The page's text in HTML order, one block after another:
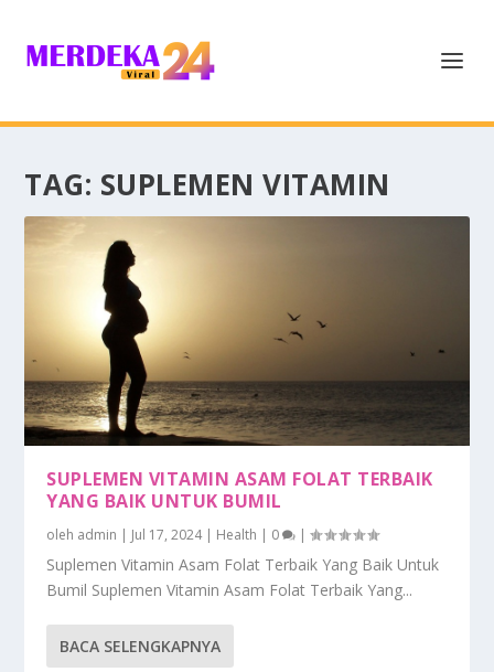
TAG: SUPLEMEN VITAMIN
SUPLEMEN VITAMIN ASAM FOLAT TERBAIK
YANG BAIK UNTUK BUMIL
oleh admin | Jul 17, 2024| Health | 0 |
Suplemen Vitamin Asam Folat Terbaik Yang Baik Untuk
Bumil Suplemen Vitamin Asam Folat Terbaik Yang...
BACA SELENGKAPNYA